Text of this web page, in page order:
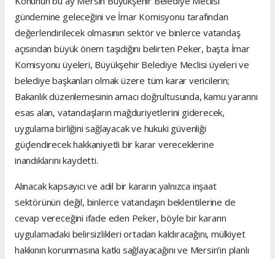
gündemine geleceğini ve İmar Komisyonu tarafından
değerlendirilecek olmasının sektör ve binlerce vatandaş
açısından büyük önem taşıdığını belirten Peker, başta İmar
Komisyonu üyeleri, Büyükşehir Belediye Meclisi üyeleri ve
belediye başkanları olmak üzere tüm karar vericilerin;
Bakanlık düzenlemesinin amacı doğrultusunda, kamu yararını
esas alan, vatandaşların mağduriyetlerini giderecek,
uygulama birliğini sağlayacak ve hukuki güvenliği
güçlendirecek hakkaniyetli bir karar vereceklerine
inandıklarını kaydetti.
Alınacak kapsayıcı ve adil bir kararın yalnızca inşaat
sektörünün değil, binlerce vatandaşın beklentilerine de
cevap vereceğini ifade eden Peker, böyle bir kararın
uygulamadaki belirsizlikleri ortadan kaldıracağını, mülkiyet
hakkının korunmasına katkı sağlayacağını ve Mersin’in planlı